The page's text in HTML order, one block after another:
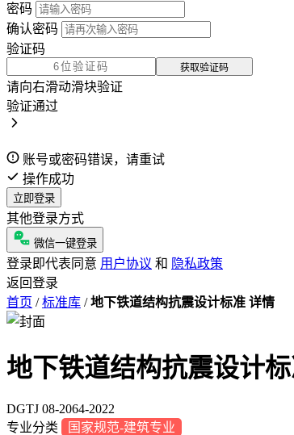
密码
确认密码
验证码
获取验证码
请向右滑动滑块验证
验证通过
账号或密码错误，请重试
操作成功
立即登录
其他登录方式
微信一键登录
登录即代表同意 用户协议 和 隐私政策
返回登录
首页 / 标准库 / 地下铁道结构抗震设计标准 详情
地下铁道结构抗震设计
DGTJ 08-2064-2022
专业分类
国家规范-建筑专业